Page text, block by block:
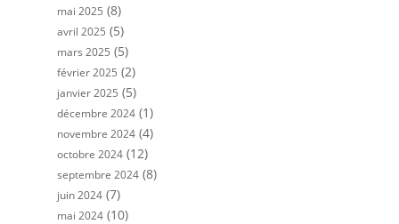
mai 2025 (8)
avril 2025 (5)
mars 2025 (5)
février 2025 (2)
janvier 2025 (5)
décembre 2024 (1)
novembre 2024 (4)
octobre 2024 (12)
septembre 2024 (8)
juin 2024 (7)
mai 2024 (10)